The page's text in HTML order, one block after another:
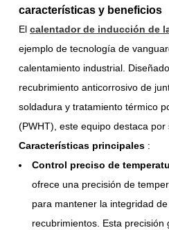
características y beneficios
El calentador de inducción de
ejemplo de tecnología de
calentamiento industrial.
recubrimiento anticorrosivo de
soldadura y tratamiento térmico
(PWHT), este equipo destaca
Características principales :
Control preciso de
ofrece una precisión de
para mantener la integridad
recubrimientos. Esta precisión